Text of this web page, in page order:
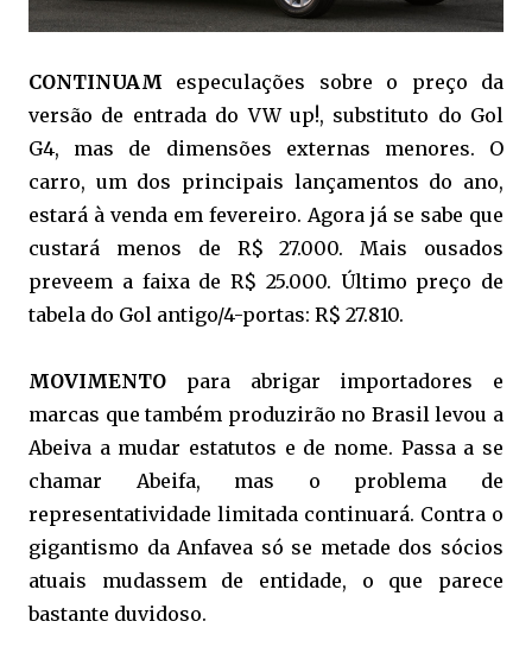
CONTINUAM especulações sobre o preço da
versão de entrada do VW up!, substituto do Gol
G4, mas de dimensões externas menores. O
carro, um dos principais lançamentos do ano,
estará à venda em fevereiro. Agora já se sabe que
custará menos de R$ 27.000. Mais ousados
preveem a faixa de R$ 25.000. Último preço de
tabela do Gol antigo/4-portas: R$ 27.810.
MOVIMENTO para abrigar importadores e
marcas que também produzirão no Brasil levou a
Abeiva a mudar estatutos e de nome. Passa a se
chamar Abeifa, mas o problema de
representatividade limitada continuará. Contra o
gigantismo da Anfavea só se metade dos sócios
atuais mudassem de entidade, o que parece
bastante duvidoso.